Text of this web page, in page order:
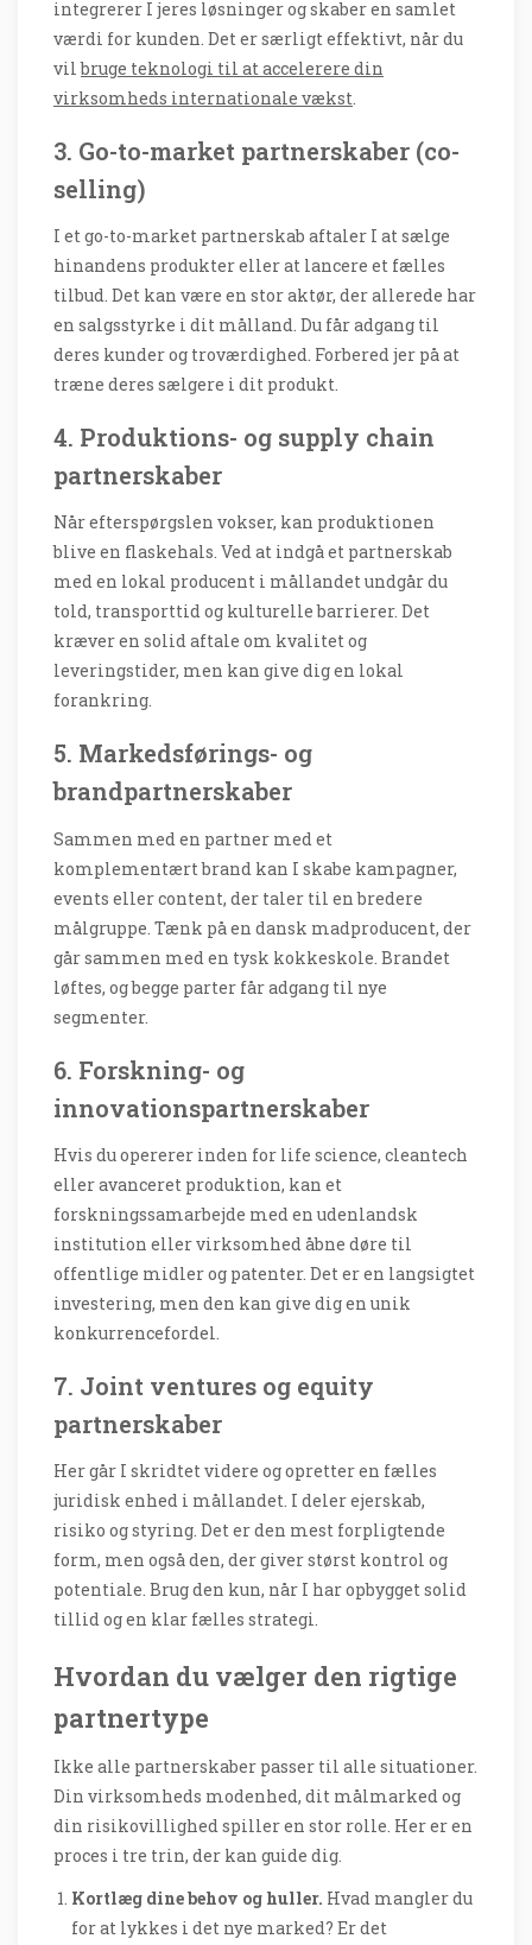
integrerer I jeres løsninger og skaber en samlet
værdi for kunden. Det er særligt effektivt, når du
vilbruge teknologi til at accelerere din
virksomheds internationale vækst.
3. Go-to-market partnerskaber (co-
selling)
I et go-to-market partnerskab aftaler I at sælge
hinandens produkter eller at lancere et fælles
tilbud. Det kan være en stor aktør, der allerede har
en salgsstyrke i dit målland. Du får adgang til
deres kunder og troværdighed. Forbered jer på at
træne deres sælgere i dit produkt.
4. Produktions- og supply chain
partnerskaber
Når efterspørgslen vokser, kan produktionen
blive en flaskehals. Ved at indgå et partnerskab
med en lokal producent i mållandet undgår du
told, transporttid og kulturelle barrierer. Det
kræver en solid aftale om kvalitet og
leveringstider, men kan give dig en lokal
forankring.
5. Markedsførings- og
brandpartnerskaber
Sammen med en partner med et
komplementært brand kan I skabe kampagner,
events eller content, der taler til en bredere
målgruppe. Tænk på en dansk madproducent, der
går sammen med en tysk kokkeskole. Brandet
løftes, og begge parter får adgang til nye
segmenter.
6. Forskning- og
innovationspartnerskaber
Hvis du opererer inden for life science, cleantech
eller avanceret produktion, kan et
forskningssamarbejde med en udenlandsk
institution eller virksomhed åbne døre til
offentlige midler og patenter. Det er en langsigtet
investering, men den kan give dig en unik
konkurrencefordel.
7. Joint ventures og equity
partnerskaber
Her går I skridtet videre og opretter en fælles
juridisk enhed i mållandet. I deler ejerskab,
risiko og styring. Det er den mest forpligtende
form, men også den, der giver størst kontrol og
potentiale. Brug den kun, når I har opbygget solid
tillid og en klar fælles strategi.
Hvordan du vælger den rigtige
partnertype
Ikke alle partnerskaber passer til alle situationer.
Din virksomheds modenhed, dit målmarked og
din risikovillighed spiller en stor rolle. Her er en
proces i tre trin, der kan guide dig.
Kortlæg dine behov og huller. Hvad mangler du
for at lykkes i det nye marked? Er det